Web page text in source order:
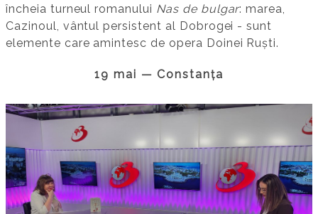
încheia turneul romanului Nas de bulgar: marea,
Cazinoul, vântul persistent al Dobrogei - sunt
elemente care amintesc de opera Doinei Ruști.
19 mai — Constanța